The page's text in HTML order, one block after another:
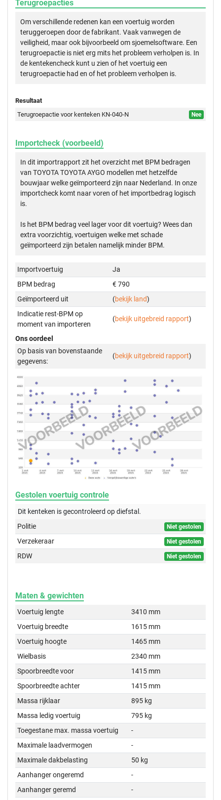
Terugroepacties
Om verschillende redenen kan een voertuig worden
teruggeroepen door de fabrikant. Vaak vanwegen de
veiligheid, maar ook bijvoorbeeld om sjoemelsoftware. Een
terugroepactie is niet erg mits het probleem verholpen is. In
de kentekencheck kunt u zien of het voertuig een
terugroepactie had en of het probleem verholpen is.
Resultaat
Terugroepactie voor kenteken KN-040-N
Nee
Importcheck (voorbeeld)
In dit importrapport zit het overzicht met BPM bedragen
van TOYOTA TOYOTA AYGO modellen met hetzelfde
bouwjaar welke geïmporteerd zijn naar Nederland. In onze
importcheck komt naar voren of het importbedrag logisch
is.
Is het BPM bedrag veel lager voor dit voertuig? Wees dan
extra voorzichtig, voertuigen welke met schade
geïmporteerd zijn betalen namelijk minder BPM.
Importvoertuig
Ja
BPM bedrag
€ 790
Geïmporteerd uit
(bekijk land)
Indicatie rest-BPM op
moment van importeren
(bekijk uitgebreid rapport)
Ons oordeel
Op basis van bovenstaande
gegevens:
(bekijk uitgebreid rapport)
Gestolen voertuig controle
Dit kenteken is gecontroleerd opdiefstal.
Politie
Niet gestolen
Verzekeraar Niet gestolen
RDW Niet gestolen
Maten & gewichten
Voertuig lengte
3410 mm
Voertuig breedte
1615 mm
Voertuig hoogte
1465 mm
Wielbasis
2340 mm
Spoorbreedte voor
1415 mm
Spoorbreedte achter
1415 mm
Massa rijklaar
895 kg
Massa ledig voertuig
795 kg
Toegestane max. massa voertuig
-
Maximale laadvermogen
-
Maximale dakbelasting
50 kg
Aanhanger ongeremd
-
Aanhanger geremd
-